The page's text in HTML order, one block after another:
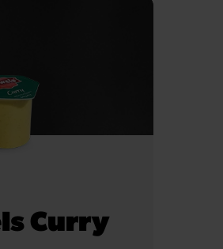
Curry